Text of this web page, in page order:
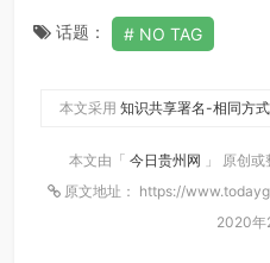
话题： NO TAG
本文采用 知识共享署名-相同方
本文由「 今日贵州网 」 原创
原文地址： https://
2020年